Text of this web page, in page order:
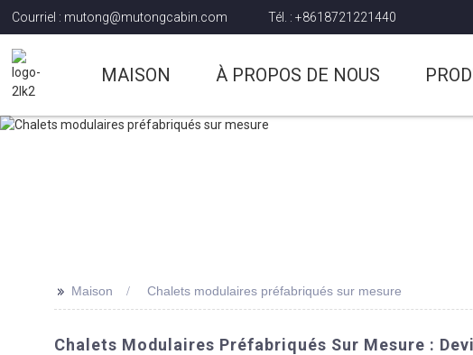
Courriel : mutong@mutongcabin.com Tél. : +8618721221440
MAISON À PROPOS DE NOUS
>> Maison Chalets modulaires préfabriqués sur mesure
Chalets Modulaires Préfabriqués Sur Mesure :